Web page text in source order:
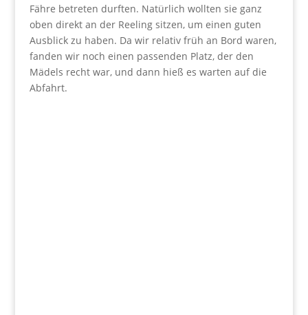
Fähre betreten durften. Natürlich wollten sie ganz
oben direkt an der Reeling sitzen, um einen guten
Ausblick zu haben. Da wir relativ früh an Bord waren,
fanden wir noch einen passenden Platz, der den
Mädels recht war, und dann hieß es warten auf die
Abfahrt.